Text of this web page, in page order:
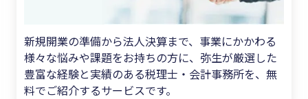
新規開業の準備から法人決算まで、事業にかかわる
様々な悩みや課題をお持ちの方に、弥生が厳選した
豊富な経験と実績のある税理士・会計事務所を、無
料でご紹介するサービスです。